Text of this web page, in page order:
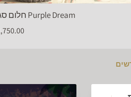
בחירת מידהחלום סגול Purple Dream